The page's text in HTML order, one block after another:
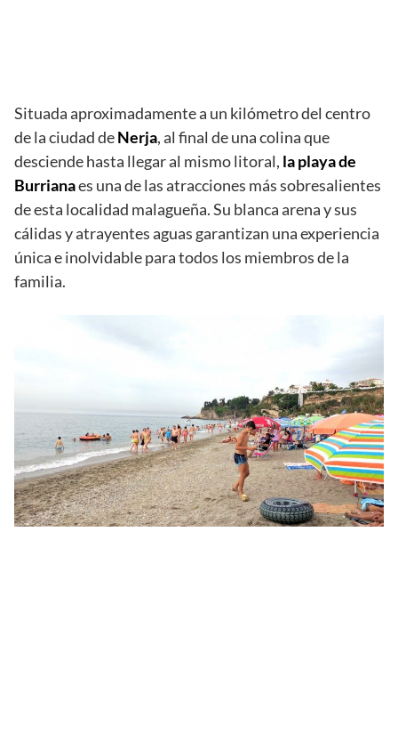
Situada aproximadamente a un kilómetro del centro
de la ciudad deNerja, al final de una colina que
desciende hasta llegar al mismo litoral, la playa de
Burrianaes una de las atracciones más sobresalientes
de esta localidad malagueña. Su blanca arena y sus
cálidas y atrayentes aguas garantizan una experiencia
única e inolvidable para todos los miembros de la
familia.